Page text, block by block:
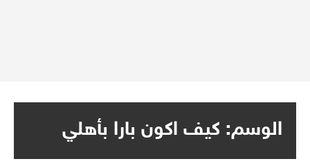
الوسم: كيف اكون بارا بأهلي